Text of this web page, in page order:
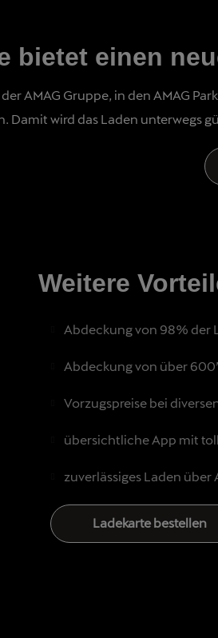
bietet einen
AMAG Gruppe, in den AMAG
wird das Laden unterwegs
Weitere
Abdeckung von 98% der
Abdeckung von über
Vorzugspreise bei
übersichtliche App mit
zuverlässiges Laden über
Ladekarte bestellen